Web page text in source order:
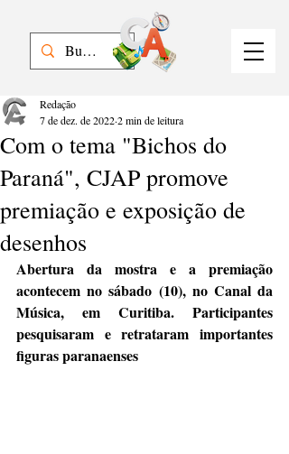
Com o tema "Bichos do
Paraná", CJAP promove
premiação e exposição de
desenhos
Redação
7 de dez. de 20222 min de leitura
Abertura da mostra e a premiação
acontecem no sábado (10), no Canal da
Música, em Curitiba. Participantes
pesquisaram e retrataram importantes
figuras paranaenses